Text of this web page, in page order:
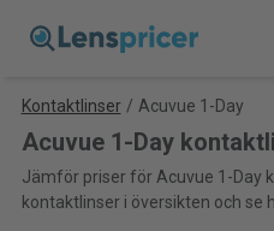
Kontaktlinser / Acuvue 1-Day
Acuvue 1-Day
Jämför priser för Acuvue 1-Day
kontaktlinser i översikten och se